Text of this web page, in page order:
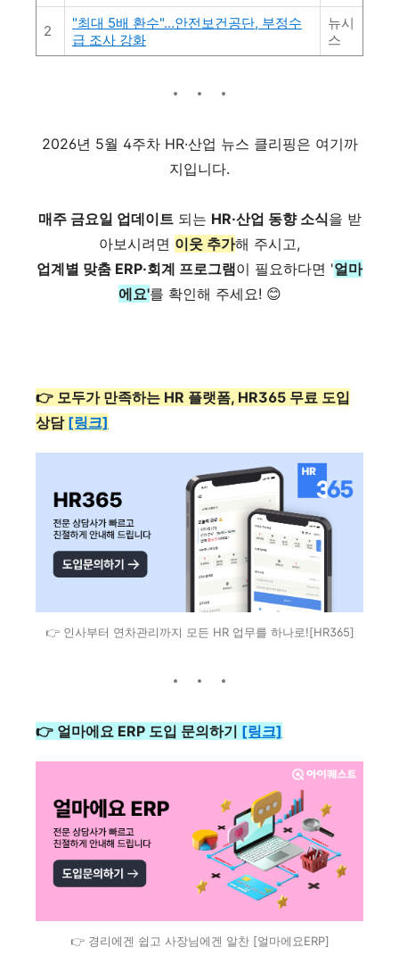
2
"최대 5배 환수"…안전보건공단, 부정수
급 조사 강화
뉴시
스
2026년 5월 4주차 HR·산업 뉴스 클리핑은 여기까
지입니다.
매주 금요일 업데이트 되는 HR·산업 동향 소식을 받
아보시려면 이웃 추가해 주시고,
업계별 맞춤 ERP·회계 프로그램이 필요하다면 '얼마
에요'를 확인해 주세요! 😊
👉 모두가 만족하는 HR 플랫폼, HR365 무료 도입
상담 [링크]
👉 인사부터 연차관리까지 모든 HR 업무를 하나로![HR365]
👉 얼마에요 ERP 도입 문의하기 [링크]
👉 경리에겐 쉽고 사장님에겐 알찬 [얼마에요ERP]